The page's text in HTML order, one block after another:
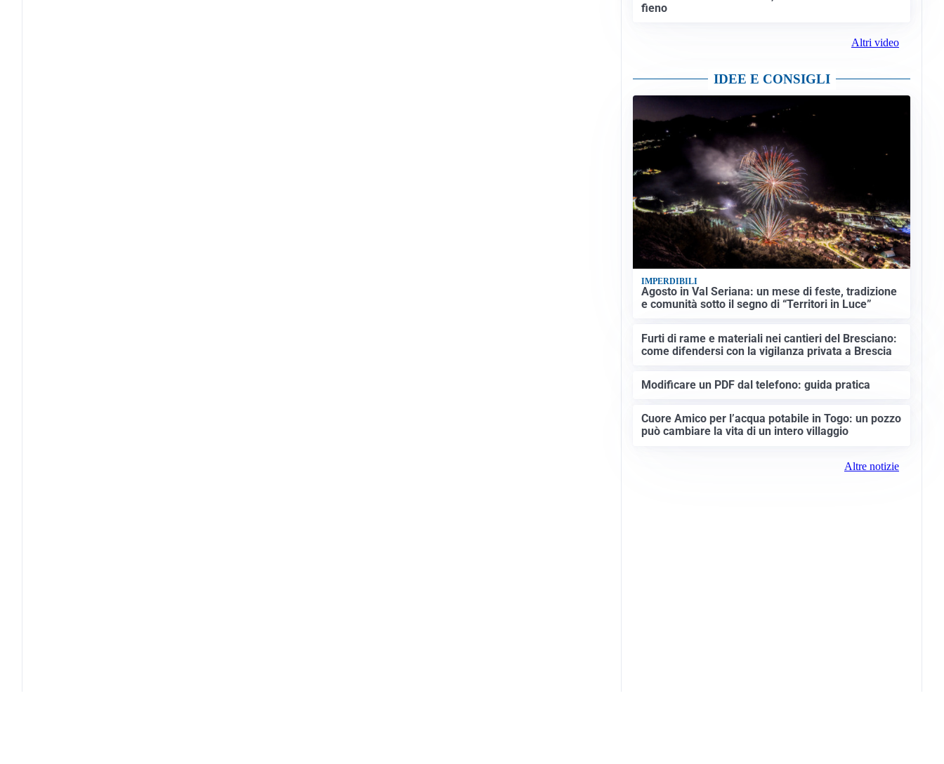
fieno
Altri video
IDEE E CONSIGLI
IMPERDIBILI
Agosto in Val Seriana: un mese di feste, tradizione
e comunità sotto il segno di “Territori in Luce”
Furti di rame e materiali nei cantieri del Bresciano:
come difendersi con la vigilanza privata a Brescia
Modificare un PDF dal telefono: guida pratica
Cuore Amico per l’acqua potabile in Togo: un pozzo
può cambiare la vita di un intero villaggio
Altre notizie